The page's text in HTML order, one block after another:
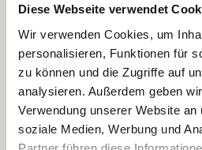
Diese Webseite verwendet
Wir verwenden Cookies, um
personalisieren, Funktionen für
zu können und die Zugriffe auf
analysieren. Außerdem geben
Verwendung unserer Website
soziale Medien, Werbung und
Immer auf dem
bleiben mit
E-Mail
Whatsapp
Ein sehr
#EUCOfür
Arno
— Florian
(@FSchweitzer)